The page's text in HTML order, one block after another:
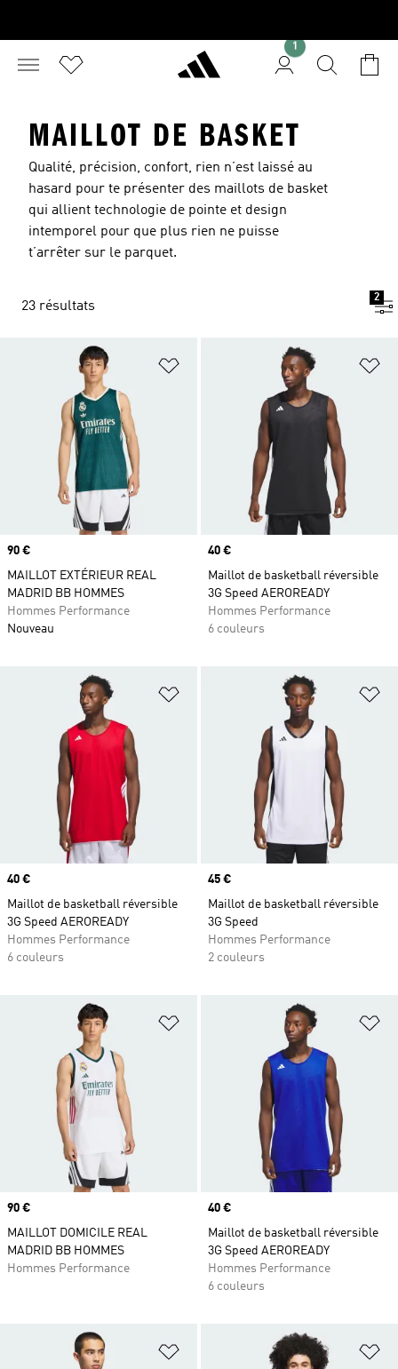
1
MAILLOT DE BASKET
Qualité, précision, confort, rien n’est laissé au
hasard pour te présenter des maillots de basket
qui allient technologie de pointe et design
intemporel pour que plus rien ne puisse
t’arrêter sur le parquet.
23 résultats
2
Ajouter à la Liste de produits
Prix
90 €
MAILLOT EXTÉRIEUR REAL
MADRID BB HOMMES
Hommes Performance
Nouveau
Prix
40 €
Maillot de basketball réversible
3G Speed AEROREADY
Hommes Performance
6 couleurs
Ajouter à la Liste de produits
Prix
40 €
Maillot de basketball réversible
3G Speed AEROREADY
Hommes Performance
6 couleurs
Prix
45 €
Maillot de basketball réversible
3G Speed
Hommes Performance
2 couleurs
Ajouter à la Liste de produits
Prix
90 €
MAILLOT DOMICILE REAL
MADRID BB HOMMES
Hommes Performance
Prix
40 €
Maillot de basketball réversible
3G Speed AEROREADY
Hommes Performance
6 couleurs
Ajouter à la Liste de produits